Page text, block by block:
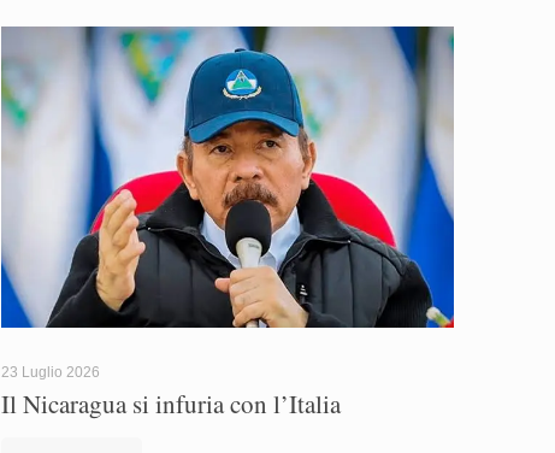
23 Luglio 2026
Il Nicaragua si infuria con l’Italia